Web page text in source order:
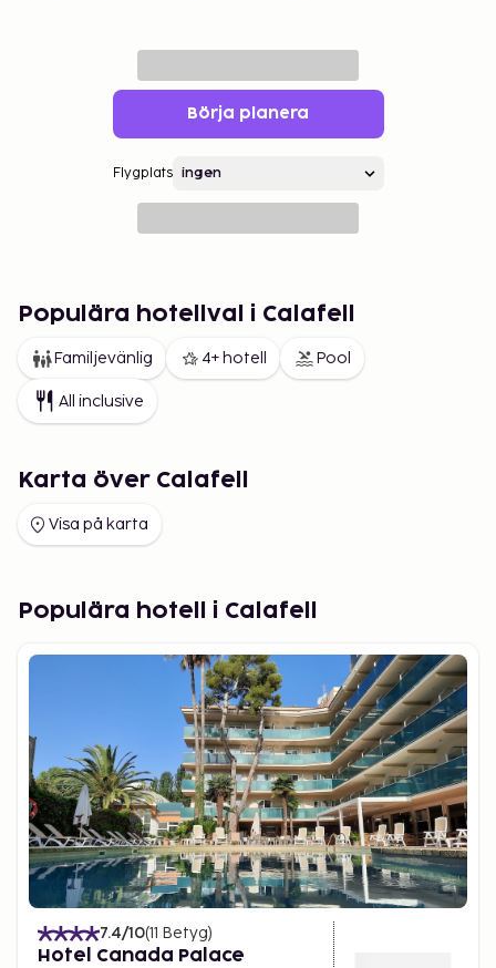
Börja planera
Flygplats
Populära hotellval i Calafell
Familjevänlig 4+ hotell Pool
All inclusive
Karta över Calafell
Visa på karta
Populära hotell i Calafell
7.4/10(11 Betyg)
Hotel Canada Palace